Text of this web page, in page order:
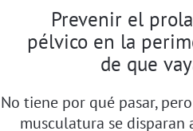
Prevenir el
pélvico en la
de que
No tiene por qué pasar,
musculatura se disparan